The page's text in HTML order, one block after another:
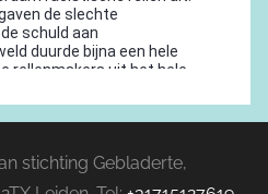
stichting Gebladerte,